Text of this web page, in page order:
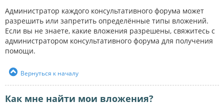
Администратор каждого консультативного форума может
разрешить или запретить определённые типы вложений.
Если вы не знаете, какие вложения разрешены, свяжитесь с
администратором консультативного форума для получения
помощи.
Вернуться к началу
Как мне найти мои вложения?